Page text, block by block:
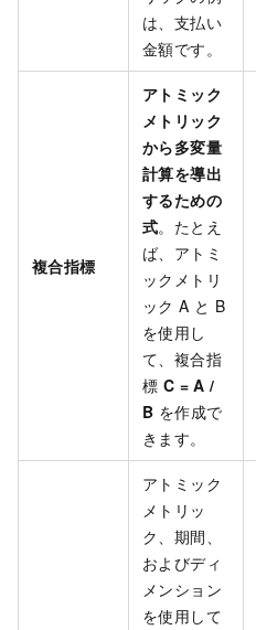
は、支払い
金額です。
複合指標
アトミック
メトリック
から多変量
計算を導出
するための
式。たとえ
ば、アトミ
ックメトリ
ック A と B
を使用し
て、複合指
標 C = A /
B を作成で
きます。
アトミック
メトリッ
ク、期間、
およびディ
メンション
を使用して